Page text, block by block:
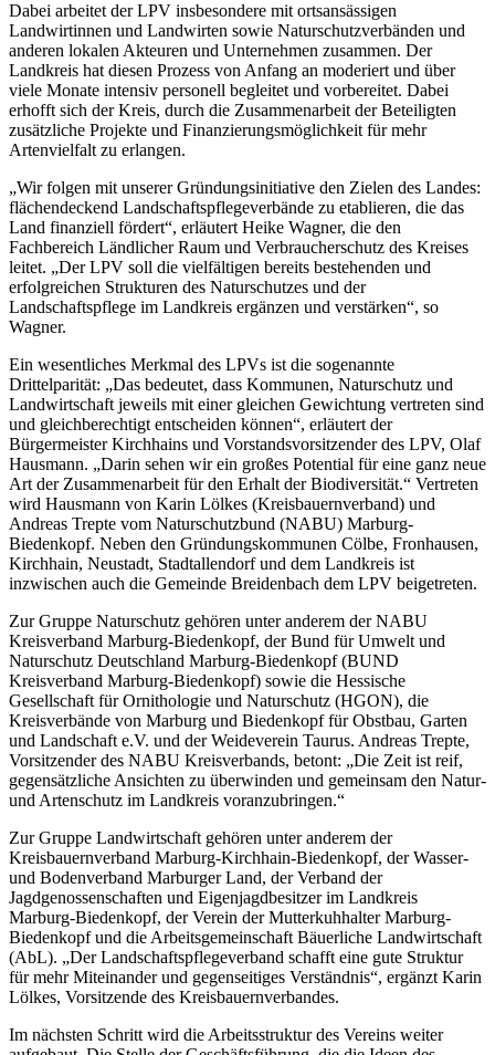
Dabei arbeitet der LPV insbesondere mit ortsansässigen
Landwirtinnen und Landwirten sowie Naturschutzverbänden und
anderen lokalen Akteuren und Unternehmen zusammen. Der
Landkreis hat diesen Prozess von Anfang an moderiert und über
viele Monate intensiv personell begleitet und vorbereitet. Dabei
erhofft sich der Kreis, durch die Zusammenarbeit der Beteiligten
zusätzliche Projekte und Finanzierungsmöglichkeit für mehr
Artenvielfalt zu erlangen.
„Wir folgen mit unserer Gründungsinitiative den Zielen des Landes:
flächendeckend Landschaftspflegeverbände zu etablieren, die das
Land finanziell fördert“, erläutert Heike Wagner, die den
Fachbereich Ländlicher Raum und Verbraucherschutz des Kreises
leitet. „Der LPV soll die vielfältigen bereits bestehenden und
erfolgreichen Strukturen des Naturschutzes und der
Landschaftspflege im Landkreis ergänzen und verstärken“, so
Wagner.
Ein wesentliches Merkmal des LPVs ist die sogenannte
Drittelparität: „Das bedeutet, dass Kommunen, Naturschutz und
Landwirtschaft jeweils mit einer gleichen Gewichtung vertreten sind
und gleichberechtigt entscheiden können“, erläutert der
Bürgermeister Kirchhains und Vorstandsvorsitzender des LPV, Olaf
Hausmann. „Darin sehen wir ein großes Potential für eine ganz neue
Art der Zusammenarbeit für den Erhalt der Biodiversität.“ Vertreten
wird Hausmann von Karin Lölkes (Kreisbauernverband) und
Andreas Trepte vom Naturschutzbund (NABU) Marburg-
Biedenkopf. Neben den Gründungskommunen Cölbe, Fronhausen,
Kirchhain, Neustadt, Stadtallendorf und dem Landkreis ist
inzwischen auch die Gemeinde Breidenbach dem LPV beigetreten.
Zur Gruppe Naturschutz gehören unter anderem der NABU
Kreisverband Marburg-Biedenkopf, der Bund für Umwelt und
Naturschutz Deutschland Marburg-Biedenkopf (BUND
Kreisverband Marburg-Biedenkopf) sowie die Hessische
Gesellschaft für Ornithologie und Naturschutz (HGON), die
Kreisverbände von Marburg und Biedenkopf für Obstbau, Garten
und Landschaft e.V. und der Weideverein Taurus. Andreas Trepte,
Vorsitzender des NABU Kreisverbands, betont: „Die Zeit ist reif,
gegensätzliche Ansichten zu überwinden und gemeinsam den Natur-
und Artenschutz im Landkreis voranzubringen.“
Zur Gruppe Landwirtschaft gehören unter anderem der
Kreisbauernverband Marburg-Kirchhain-Biedenkopf, der Wasser-
und Bodenverband Marburger Land, der Verband der
Jagdgenossenschaften und Eigenjagdbesitzer im Landkreis
Marburg-Biedenkopf, der Verein der Mutterkuhhalter Marburg-
Biedenkopf und die Arbeitsgemeinschaft Bäuerliche Landwirtschaft
(AbL). „Der Landschaftspflegeverband schafft eine gute Struktur
für mehr Miteinander und gegenseitiges Verständnis“, ergänzt Karin
Lölkes, Vorsitzende des Kreisbauernverbandes.
Im nächsten Schritt wird die Arbeitsstruktur des Vereins weiter